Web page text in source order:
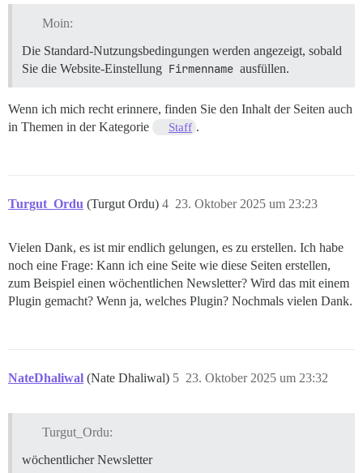
Moin:
Die Standard-Nutzungsbedingungen werden angezeigt, sobald
Sie die Website-Einstellung Firmenname ausfüllen.
Wenn ich mich recht erinnere, finden Sie den Inhalt der Seiten auch
in Themen in der Kategorie
Staff .
Turgut_Ordu (Turgut Ordu) 23. Oktober 2025 um 23:23
4
Vielen Dank, es ist mir endlich gelungen, es zu erstellen. Ich habe
noch eine Frage: Kann ich eine Seite wie diese Seiten erstellen,
zum Beispiel einen wöchentlichen Newsletter? Wird das mit einem
Plugin gemacht? Wenn ja, welches Plugin? Nochmals vielen Dank.
NateDhaliwal (Nate Dhaliwal) 23. Oktober 2025 um 23:32
5
Turgut_Ordu:
wöchentlicher Newsletter